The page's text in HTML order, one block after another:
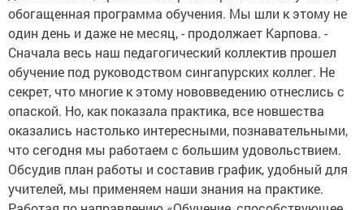
обогащенная программа обучения. Мы шли к этому не
один день и даже не месяц, - продолжает Карпова. -
Сначала весь наш педагогический коллектив прошел
обучение под руководством сингапурских коллег. Не
секрет, что многие к этому нововведению отнеслись с
опаской. Но, как показала практика, все новшества
оказались настолько интересными, познавательными,
что сегодня мы работаем с большим удовольствием.
Обсудив план работы и составив график, удобный для
учителей, мы применяем наши знания на практике.